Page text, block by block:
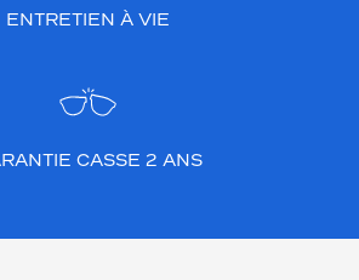
ENTRETIEN À VIE
CASSE 2 ANS